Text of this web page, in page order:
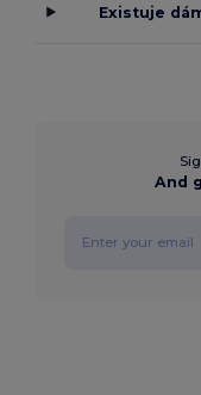
Existuje
And